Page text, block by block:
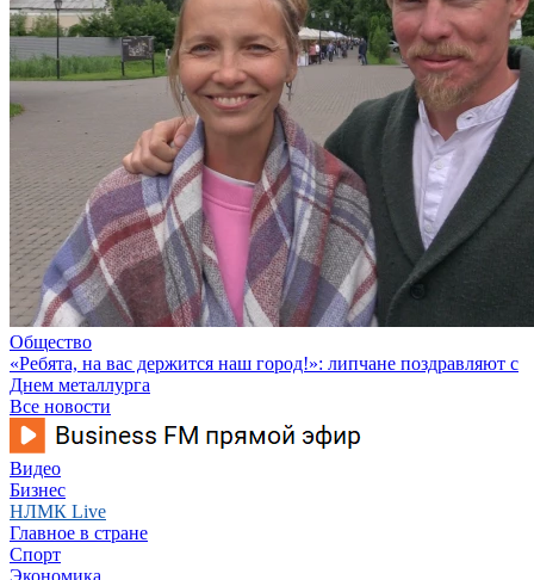
Общество
«Ребята, на вас держится наш город!»: липчане поздравляют с
Днем металлурга
Все новости
Видео
Бизнес
НЛМК Live
Главное в стране
Спорт
Экономика